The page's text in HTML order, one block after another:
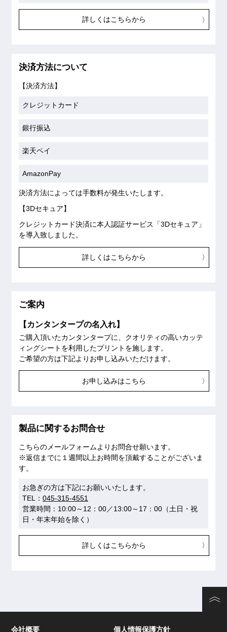
詳しくはこちらから
決済方法について
【決済方法】
クレジットカード
銀行振込
楽天ペイ
AmazonPay
決済方法によっては手数料が発生いたします。
【3Dセキュア】
クレジットカード決済に本人認証サービス「3Dセキュア」
を導入致しました。
詳しくはこちらから
ご案内
【カンタンタープの名入れ】
ご購入頂いたカンタンタープに、クオリティの高いカッテ
ィングシートを利用したプリントを施します。
ご希望の方は下記よりお申し込みいただけます。
お申し込みはこちら
製品に関するお問合せ
こちらのメールフォームよりお問合せ願います。
※返信までに１週間以上お時間を頂戴することがございま
す。
お急ぎの方は下記にお願いいたします。
TEL： 045-315-4551
営業時間：10:00～12：00／13:00～17：00（土日・祝
日・年末年始を除く）
詳しくはこちらから
会社概要 個人情報保護方針